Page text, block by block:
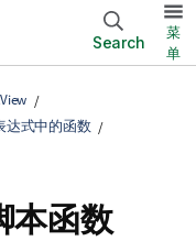
Search
菜
单
达式中的函数
本函数